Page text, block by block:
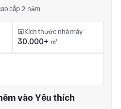
cấp 2 năm
Kích thước nhà máy
30.000+ ㎡
vào Yêu thích